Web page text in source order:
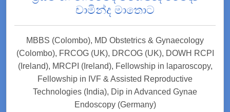
චාමින්ද මාතොට
MBBS (Colombo), MD Obstetrics & Gynaecology
(Colombo), FRCOG (UK), DRCOG (UK), DOWH RCPI
(Ireland), MRCPI (Ireland), Fellowship in laparoscopy,
Fellowship in IVF & Assisted Reproductive
Technologies (India), Dip in Advanced Gynae
Endoscopy (Germany)